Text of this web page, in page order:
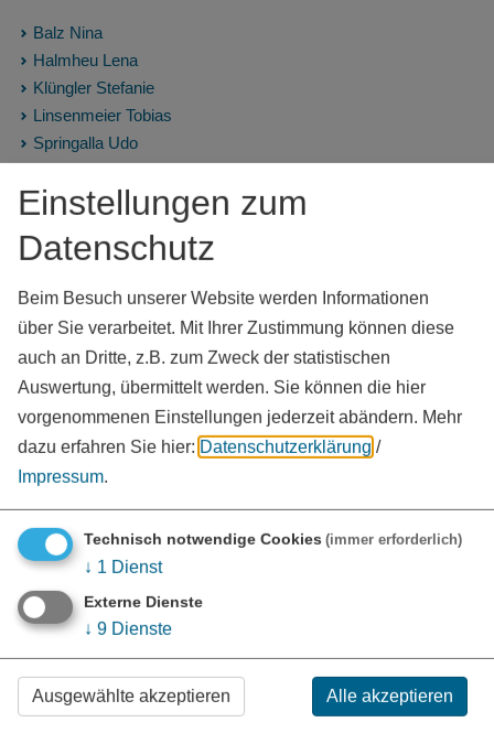
Balz Nina
Halmheu Lena
Klüngler Stefanie
Linsenmeier Tobias
Springalla Udo
KONTAKT
Landratsamt Weißenburg-Gunzenhausen
91781 Weißenburg i. Bay.
09141 902-0
Einstellungen zum
Datenschutz
Beim Besuch unserer Website werden Informationen
über Sie verarbeitet. Mit Ihrer Zustimmung können diese
auch an Dritte, z.B. zum Zweck der statistischen
Auswertung, übermittelt werden. Sie können die hier
vorgenommenen Einstellungen jederzeit abändern. Mehr
dazu erfahren Sie hier: Datenschutzerklärung /
Impressum.
Technisch notwendige Cookies (immer erforderlich)
↓ 1 Dienst
Externe Dienste
↓ 9 Dienste
Ausgewählte akzeptieren Alle akzeptieren